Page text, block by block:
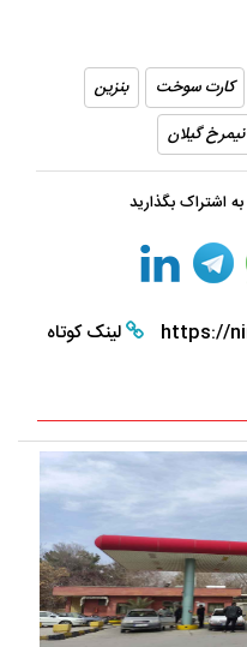
کارت سوخت
بنزین
نیمرخ گیلان
اشتراک بگذارید
https:// لینک کوتاه